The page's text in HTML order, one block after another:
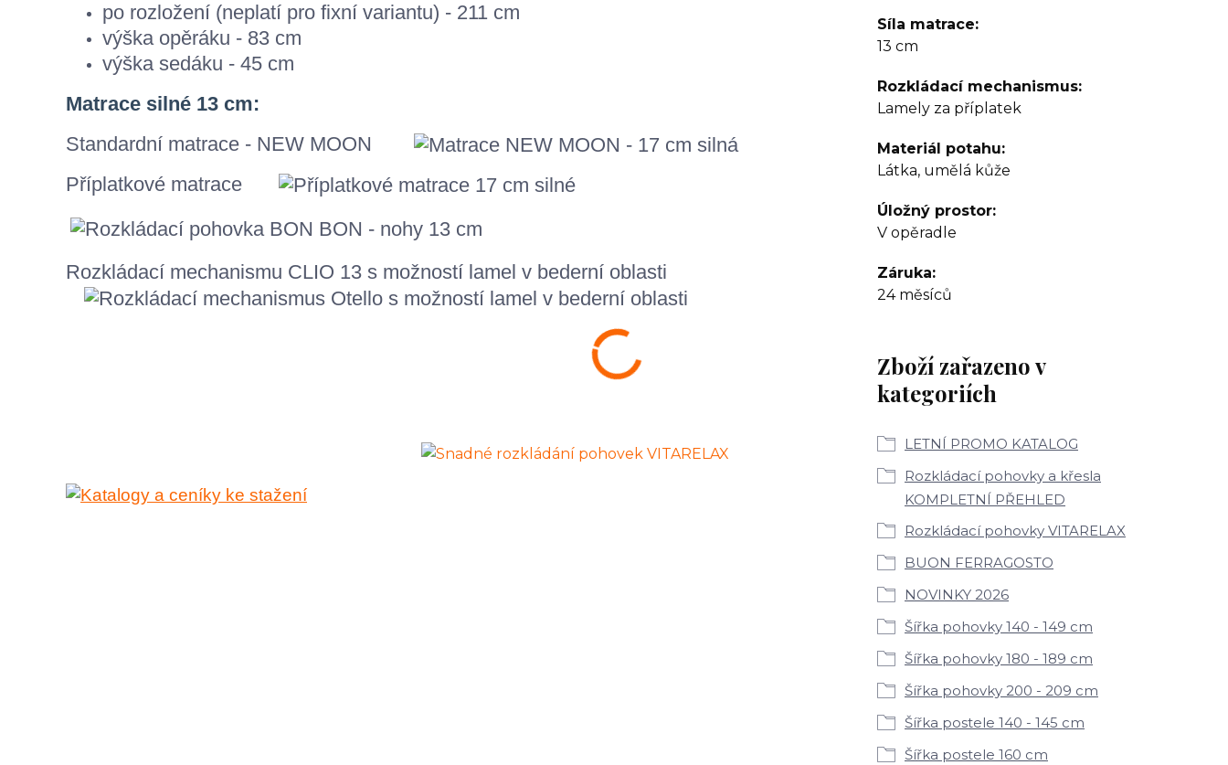
po rozložení (neplatí pro fixní variantu) - 211 cm
výška opěráku - 83 cm
výška sedáku - 45 cm
Matrace silné 13 cm:
Standardní matrace - NEW MOON
Příplatkové matrace
Rozkládací mechanismu CLIO 13 s možností lamel v bederní oblasti
Síla matrace
13 cm
Rozkládací mechanismus
Lamely za příplatek
Materiál potahu
Látka, umělá kůže
Úložný prostor
V opěradle
Záruka
24 měsíců
Zboží zařazeno v
kategoriích
LETNÍ PROMO KATALOG
Rozkládací pohovky a křesla
KOMPLETNÍ PŘEHLED
Rozkládací pohovky VITARELAX
BUON FERRAGOSTO
NOVINKY 2026
Šířka pohovky 140 - 149 cm
Šířka pohovky 180 - 189 cm
Šířka pohovky 200 - 209 cm
Šířka postele 140 - 145 cm
Šířka postele 160 cm